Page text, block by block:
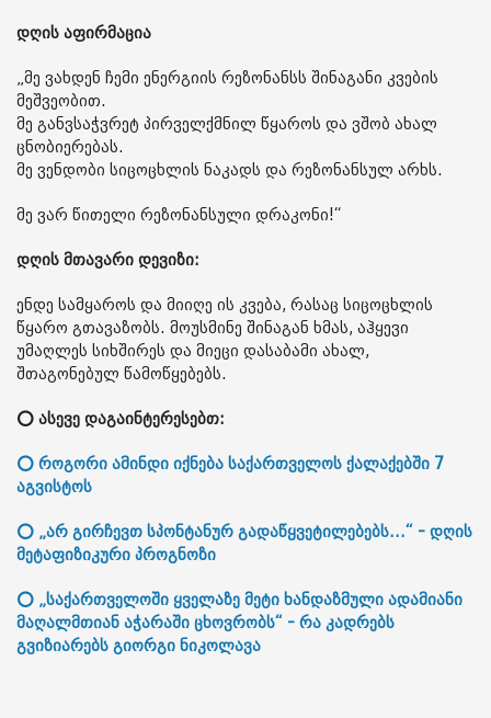
დღის აფირმაცია
„მე ვახდენ ჩემი ენერგიის რეზონანსს შინაგანი კვების
მეშვეობით.
მე განვსაჭვრეტ პირველქმნილ წყაროს და ვშობ ახალ
ცნობიერებას.
მე ვენდობი სიცოცხლის ნაკადს და რეზონანსულ არხს.
მე ვარ წითელი რეზონანსული დრაკონი!“
დღის მთავარი დევიზი:
ენდე სამყაროს და მიიღე ის კვება, რასაც სიცოცხლის
წყარო გთავაზობს. მოუსმინე შინაგან ხმას, აჰყევი
უმაღლეს სიხშირეს და მიეცი დასაბამი ახალ,
შთაგონებულ წამოწყებებს.
⭕ ასევე დაგაინტერესებთ:
⭕ როგორი ამინდი იქნება საქართველოს ქალაქებში 7
აგვისტოს
⭕ „არ გირჩევთ სპონტანურ გადაწყვეტილებებს...“ - დღის
მეტაფიზიკური პროგნოზი
⭕ „საქართველოში ყველაზე მეტი ხანდაზმული ადამიანი
მაღალმთიან აჭარაში ცხოვრობს“ - რა კადრებს
გვიზიარებს გიორგი ნიკოლავა